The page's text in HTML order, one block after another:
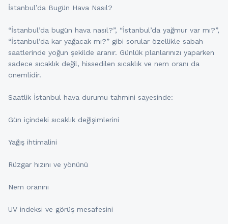
İstanbul’da Bugün Hava Nasıl?
“İstanbul’da bugün hava nasıl?”, “İstanbul’da yağmur var mı?”,
“İstanbul’da kar yağacak mı?” gibi sorular özellikle sabah
saatlerinde yoğun şekilde aranır. Günlük planlarınızı yaparken
sadece sıcaklık değil, hissedilen sıcaklık ve nem oranı da
önemlidir.
Saatlik İstanbul hava durumu tahmini sayesinde:
Gün içindeki sıcaklık değişimlerini
Yağış ihtimalini
Rüzgar hızını ve yönünü
Nem oranını
UV indeksi ve görüş mesafesini